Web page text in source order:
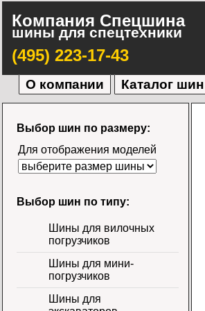
Компания Спецшина
шины для спецтехники
(495) 223-17-43
О компании Каталог шин
Выбор шин по размеру:
Для отображения моделей
Выбор шин по типу:
Шины для вилочных
погрузчиков
Шины для мини-
погрузчиков
Шины для